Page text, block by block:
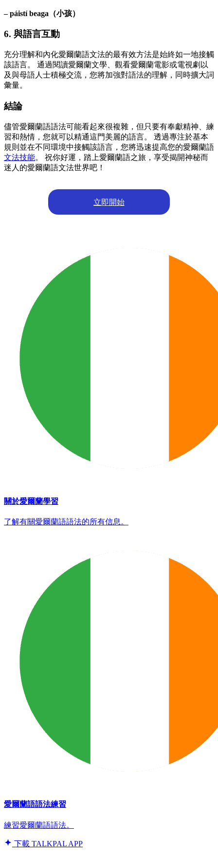
– páistí beaga（小孩）
6. 與語言互動
充分理解和內化愛爾蘭語文法的最有效方法是始終如一地接觸
該語言。 通過閱讀愛爾蘭文學、觀看愛爾蘭電影或電視劇以
及與母語人士積極交流，您將加強對語法的理解，同時擴大詞
彙量。
結論
儘管愛爾蘭語語法可能看起來很複雜，但只要有奉獻精神、練
習和熱情，您就可以精通這門美麗的語言。 透過專注於基本
規則並在不同環境中接觸該語言，您將迅速提高您的愛爾蘭語
文法技能。 祝你好運，踏上愛爾蘭語之旅，享受揭開神秘而
迷人的愛爾蘭語文法世界吧！
立即開始
關於愛爾蘭學習
了解有關愛爾蘭語語法的所有信息。
愛爾蘭語語法練習
練習愛爾蘭語語法。
下載 TALKPAL APP